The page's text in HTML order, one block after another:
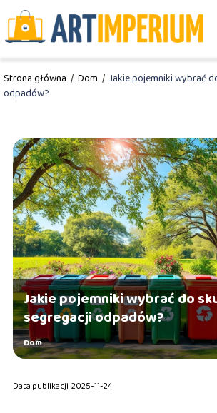
Strona główna / Dom / Jakie pojemniki wybrać
odpadów?
Jakie pojemniki wybrać do
segregacji odpadów?
Dom
Data publikacji: 2025-11-24